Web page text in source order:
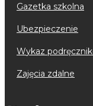
gazetka szkolna
ubezpieczenie
wykaz
zajęcia zdalne